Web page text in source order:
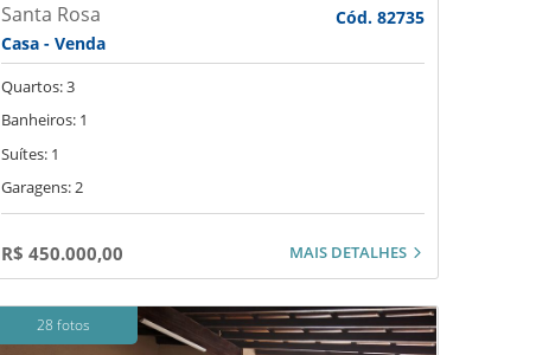
Santa Rosa
Cód. 82735
Casa - Venda
Quartos: 3
Banheiros: 1
Suítes: 1
Garagens: 2
R$ 450.000,00 MAIS DETALHES
28 fotos